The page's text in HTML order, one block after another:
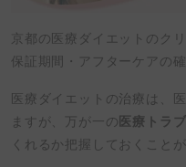
京都の医療ダイエットのク
保証期間・アフターケアの
医療ダイエットの治療は、
ますが、万が一の 医療トラ
くれるか把握しておくことが